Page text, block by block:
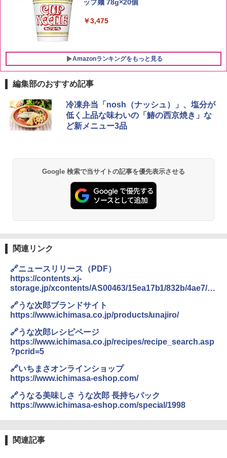
￥3,396
【中元 ギフト プレゼント 贈り物に】
￥4,402
ップ麺 78g×20個
￥3,475
Amazonランキングをもっと見る
1
[山善] スチームオーブンレンジ 25L 一人
暮らし 二人暮らし フラットテーブル ス
チーム調理 自動メニュー19種搭載 角皿
付き ブラック MRK-F250TSV(B)
シャープ 過熱水蒸気 オーブンレンジ 23
L 1段調理 ブラック RE-WF232-B シンプ
ル操作 コンパクト 一人暮らし 二人暮ら
し らくチン!（絶対湿度）センサー ノン
フライ調理 トースト スチームあたため
3
[山善] スチームオーブンレンジ 省エネ
高効率 15L 一人暮らし 二人暮らし スチ
ーム調理 フラットテーブル トースト機
能 自動メニュー33種 簡単お手入れ ブラ
ック YRZ-WF150TV(B)
￥26,130
4
TOSHIBA(東芝) スチームオーブンレン
ジ 石窯ドーム ER-D80A(K) ブラック 25
0℃ 1段調理 フラットテーブル 電子レン
ジ 赤外線センサー ノンフライ調理 簡単
お手入れ 小型 新生活 一人暮らし 二人暮
編集部のおすすめ記事
冷凍弁当「nosh（ナッシュ）」、塩分が
低く上品な味わいの「鰆の西京焼き」な
ど新メニュー3品
Google 検索で当サイトの記事を優先表示させる
関連リンク
🔗ニュースリリース（PDF）
https://contents.xj-
storage.jp/xcontents/AS00463/15ea17b1/832b/4ae7/9f
🔗うな次郎ブランドサイト
https://www.ichimasa.co.jp/products/unajiro/
🔗うな次郎レシピページ
https://www.ichimasa.co.jp/recipes/recipe_search.asp
?pcrid=5
🔗いちまさオンラインショップ
https://www.ichimasa-eshop.com/
🔗うなる美味しさ うな次郎 長持ちパック
https://www.ichimasa-eshop.com/special/1998
関連記事